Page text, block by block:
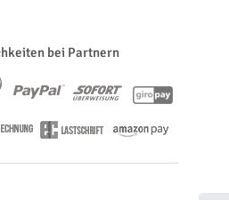
bei Partnern